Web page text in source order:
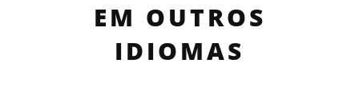
EM OUTROS
IDIOMAS